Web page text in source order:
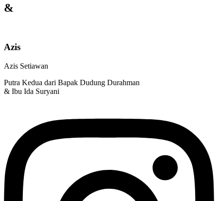
&
Azis
Azis Setiawan
Putra Kedua dari Bapak Dudung Durahman
& Ibu Ida Suryani